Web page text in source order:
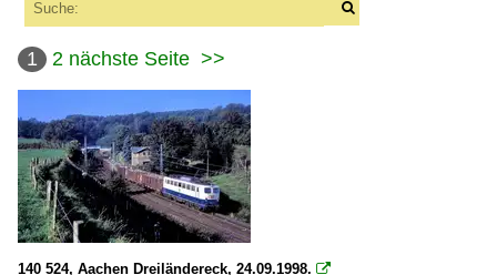
Alle Kategorien
Belgien
BR 55
E-Loks | Mehrsystem
BR 28 · E 186 ·Traxx MS2e, 7 186·
2011
2012
2019
2020
2020
1 2 nächste Seite >>
140 524, Aachen Dreiländereck, 24.09.1998. 